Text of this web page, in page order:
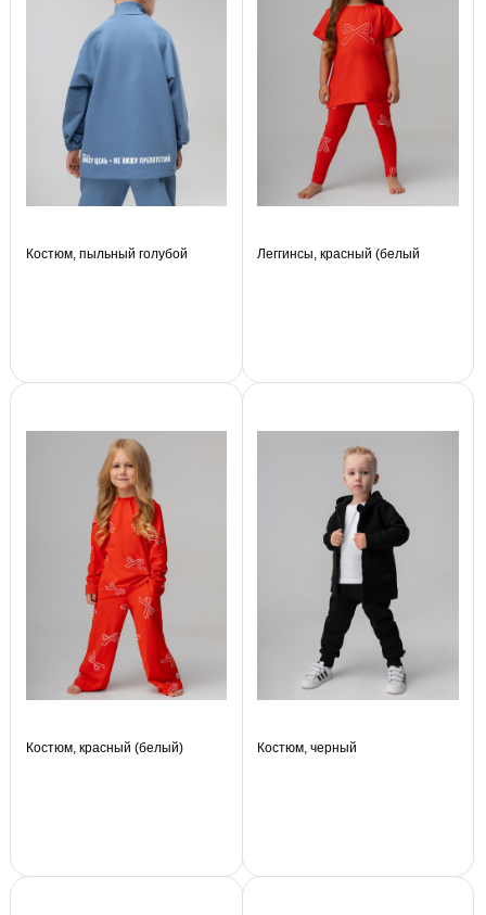
Костюм, пыльный голубой Леггинсы, красный (белый
Костюм, красный (белый) Костюм, черный